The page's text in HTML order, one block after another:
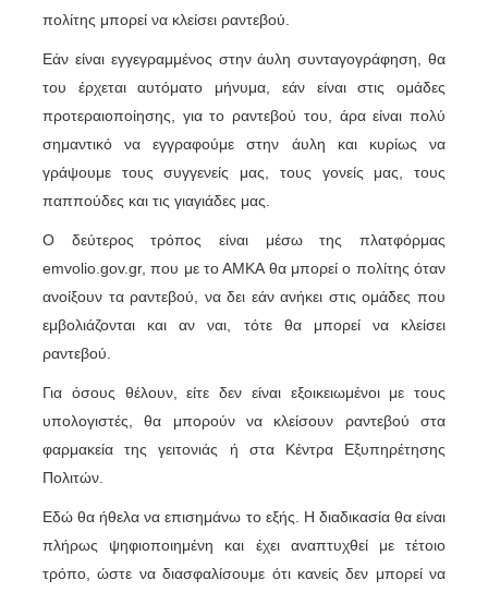
πολίτης μπορεί να κλείσει ραντεβού.
Εάν είναι εγγεγραμμένος στην άυλη συνταγογράφηση, θα
του έρχεται αυτόματο μήνυμα, εάν είναι στις ομάδες
προτεραιοποίησης, για το ραντεβού του, άρα είναι πολύ
σημαντικό να εγγραφούμε στην άυλη και κυρίως να
γράψουμε τους συγγενείς μας, τους γονείς μας, τους
παππούδες και τις γιαγιάδες μας.
Ο δεύτερος τρόπος είναι μέσω της πλατφόρμας
emvolio.gov.gr, που με το ΑΜΚΑ θα μπορεί ο πολίτης όταν
ανοίξουν τα ραντεβού, να δει εάν ανήκει στις ομάδες που
εμβολιάζονται και αν ναι, τότε θα μπορεί να κλείσει
ραντεβού.
Για όσους θέλουν, είτε δεν είναι εξοικειωμένοι με τους
υπολογιστές, θα μπορούν να κλείσουν ραντεβού στα
φαρμακεία της γειτονιάς ή στα Κέντρα Εξυπηρέτησης
Πολιτών.
Εδώ θα ήθελα να επισημάνω το εξής. Η διαδικασία θα είναι
πλήρως ψηφιοποιημένη και έχει αναπτυχθεί με τέτοιο
τρόπο, ώστε να διασφαλίσουμε ότι κανείς δεν μπορεί να